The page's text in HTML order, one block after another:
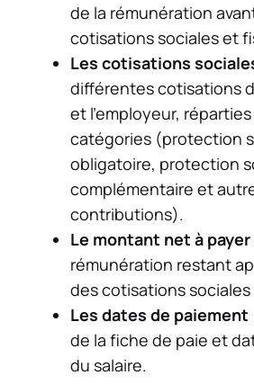
de la rémunération
cotisations sociales et
Les cotisations
différentes cotisations
et l’employeur,
catégories (protection
obligatoire, protection
complémentaire et
contributions).
Le montant net à payer
rémunération restant
des cotisations
Les dates de paiement
de la fiche de paie et
du salaire.